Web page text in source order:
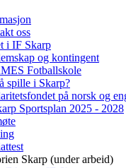
oss
i IF Skarp
og kontingent
Fotballskole
spille i Skarp?
på norsk og
Sportsplan 2025 - 2028
Skarp (under arbeid)